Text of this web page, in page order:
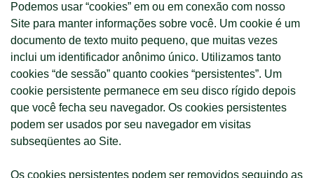
Podemos usar “cookies” em ou em conexão com nosso
Site para manter informações sobre você. Um cookie é um
documento de texto muito pequeno, que muitas vezes
inclui um identificador anônimo único. Utilizamos tanto
cookies “de sessão” quanto cookies “persistentes”. Um
cookie persistente permanece em seu disco rígido depois
que você fecha seu navegador. Os cookies persistentes
podem ser usados por seu navegador em visitas
subseqüentes ao Site.
Os cookies persistentes podem ser removidos seguindo as